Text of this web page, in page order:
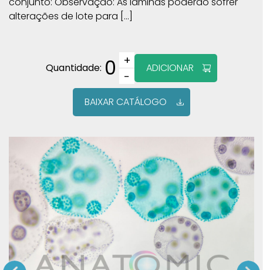
alterações de lote para […]
Quantidade: 0
+
−
ADICIONAR
BAIXAR CATÁLOGO